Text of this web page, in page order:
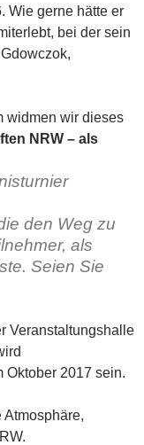
Wie gerne hätte er
bei der sein
widmen wir dieses
NRW – als
den Weg zu
als
Seien Sie
Veranstaltungshalle
Oktober 2017 sein.